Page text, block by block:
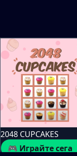
2048 CUPCAKES
🎮 Играйте сега